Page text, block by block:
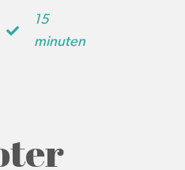
15
minuten